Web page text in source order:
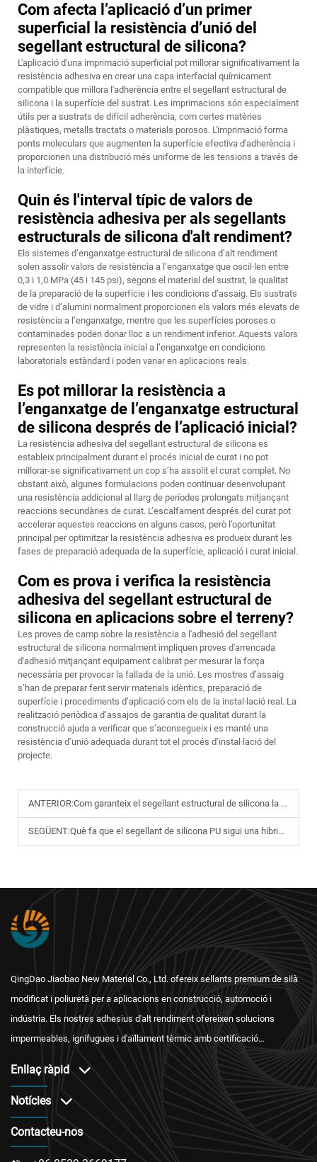
Com afecta l’aplicació d’un primer
superficial la resistència d’unió del
segellant estructural de silicona?
L'aplicació d'una imprimació superficial pot millorar significativament la
resistència adhesiva en crear una capa interfacial químicament
compatible que millora l'adherència entre el segellant estructural de
silicona i la superfície del sustrat. Les imprimacions són especialment
útils per a sustrats de difícil adherència, com certes matèries
plàstiques, metalls tractats o materials porosos. L'imprimació forma
ponts moleculars que augmenten la superfície efectiva d'adherència i
proporcionen una distribució més uniforme de les tensions a través de
la interfície.
Quin és l'interval típic de valors de
resistència adhesiva per als segellants
estructurals de silicona d'alt rendiment?
Els sistemes d’enganxatge estructural de silicona d’alt rendiment
solen assolir valors de resistència a l’enganxatge que oscil·len entre
0,3 i 1,0 MPa (45 i 145 psi), segons el material del sustrat, la qualitat
de la preparació de la superfície i les condicions d’assaig. Els sustrats
de vidre i d’alumini normalment proporcionen els valors més elevats de
resistència a l’enganxatge, mentre que les superfícies poroses o
contaminades poden donar lloc a un rendiment inferior. Aquests valors
representen la resistència inicial a l’enganxatge en condicions
laboratorials estàndard i poden variar en aplicacions reals.
Es pot millorar la resistència a
l’enganxatge de l’enganxatge estructural
de silicona després de l’aplicació inicial?
La resistència adhesiva del segellant estructural de silicona es
estableix principalment durant el procés inicial de curat i no pot
millorar-se significativament un cop s’ha assolit el curat complet. No
obstant això, algunes formulacions poden continuar desenvolupant
una resistència addicional al llarg de períodes prolongats mitjançant
reaccions secundàries de curat. L’escalfament després del curat pot
accelerar aquestes reaccions en alguns casos, però l’oportunitat
principal per optimitzar la resistència adhesiva es produeix durant les
fases de preparació adequada de la superfície, aplicació i curat inicial.
Com es prova i verifica la resistència
adhesiva del segellant estructural de
silicona en aplicacions sobre el terreny?
Les proves de camp sobre la resistència a l'adhesió del segellant
estructural de silicona normalment impliquen proves d'arrencada
d'adhesió mitjançant equipament calibrat per mesurar la força
necessària per provocar la fallada de la unió. Les mostres d’assaig
s’han de preparar fent servir materials idèntics, preparació de
superfície i procediments d’aplicació com els de la instal·lació real. La
realització periòdica d’assajos de garantia de qualitat durant la
construcció ajuda a verificar que s’aconsegueix i es manté una
resistència d’unió adequada durant tot el procés d’instal·lació del
projecte.
ANTERIOR:Com garanteix el segellant estructural de silicona la seguretat a llarg termini de la façana?
SEGÜENT:Què fa que el segellant de silicona PU sigui una hibridació ideal per a aplicacions industrials?
QingDao Jiaobao New Material Co., Ltd. ofereix sellants premium de silà
modificat i poliuretà per a aplicacions en construcció, automoció i
indústria. Els nostres adhesius d'alt rendiment ofereixen solucions
impermeables, ignífugues i d'aïllament tèrmic amb certificació
Enllaç ràpid
Notícies
Contacteu-nos